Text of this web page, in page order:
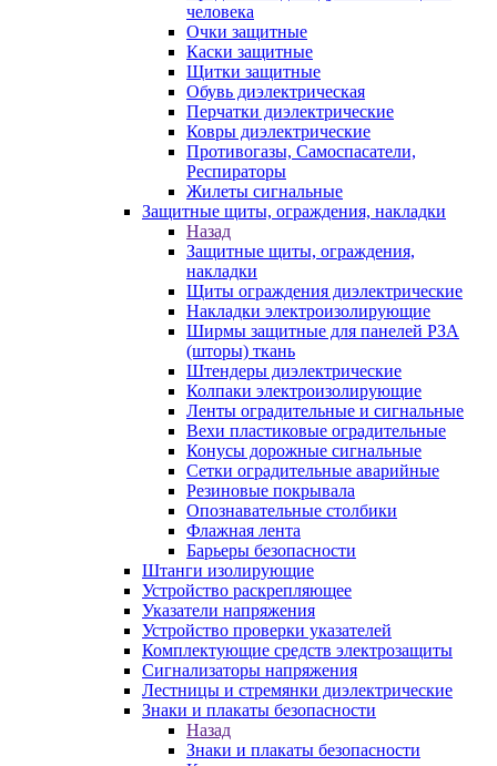
человека
Очки защитные
Каски защитные
Щитки защитные
Обувь диэлектрическая
Перчатки диэлектрические
Ковры диэлектрические
Противогазы, Самоспасатели,
Респираторы
Жилеты сигнальные
Защитные щиты, ограждения, накладки
Назад
Защитные щиты, ограждения,
накладки
Щиты ограждения диэлектрические
Накладки электроизолирующие
Ширмы защитные для панелей РЗА
(шторы) ткань
Штендеры диэлектрические
Колпаки электроизолирующие
Ленты оградительные и сигнальные
Вехи пластиковые оградительные
Конусы дорожные сигнальные
Сетки оградительные аварийные
Резиновые покрывала
Опознавательные столбики
Флажная лента
Барьеры безопасности
Штанги изолирующие
Устройство раскрепляющее
Указатели напряжения
Устройство проверки указателей
Комплектующие средств электрозащиты
Сигнализаторы напряжения
Лестницы и стремянки диэлектрические
Знаки и плакаты безопасности
Назад
Знаки и плакаты безопасности